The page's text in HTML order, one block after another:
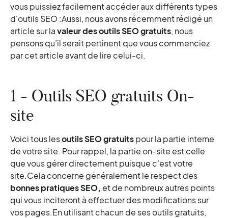
vous puissiez facilement accéder aux différents types
d'outils SEO :Aussi, nous avons récemment rédigé un
article sur lavaleur des outils SEO gratuits, nous
pensons qu’il serait pertinent que vous commenciez
par cet article avant de lire celui-ci.
1 - Outils SEO gratuits On-
site
Voici tous lesoutils SEO gratuitspour la partie interne
de votre site. Pour rappel, la partie on-site est celle
que vous gérer directement puisque c’est votre
site.Cela concerne généralement le respect des
bonnes pratiques SEO, et de nombreux autres points
qui vous inciteront à effectuer des modifications sur
vos pages.En utilisant chacun de ses outils gratuits,
Siteliner
Seobility
SE Ranking
3 - Outils SEO gratuits Technique
Redirect Path
XML Sitemap Validator
Google Structured Data Checker
Robots.txt Teste
HTTP Response Checker
GTMetrix
Pindgom